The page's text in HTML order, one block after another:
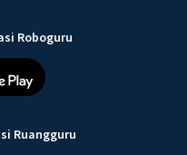
Roboguru
Ruangguru